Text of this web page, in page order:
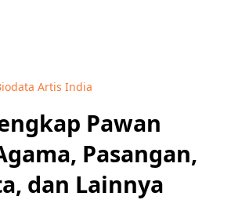
Artis India
Pawan
Pasangan,
dan Lainnya